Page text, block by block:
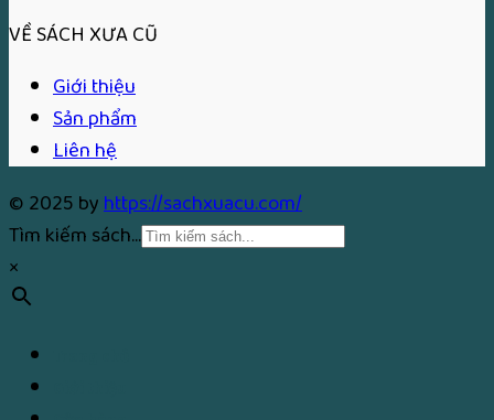
VỀ SÁCH XƯA CŨ
Giới thiệu
Sản phẩm
Liên hệ
© 2025 byhttps://sachxuacu.com/
Tìm kiếm sách...
×